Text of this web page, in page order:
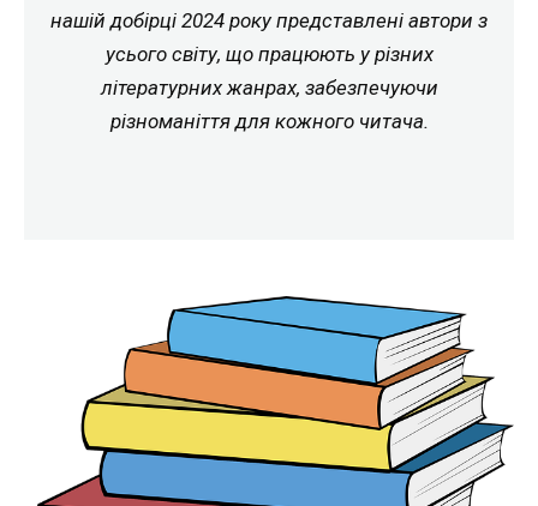
нашій добірці 2024 року представлені автори з
усього світу, що працюють у різних
літературних жанрах, забезпечуючи
різноманіття для кожного читача.